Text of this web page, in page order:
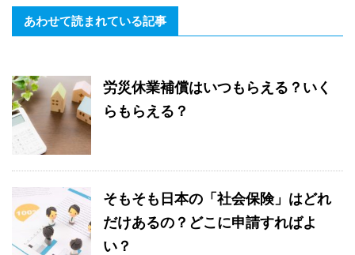
あわせて読まれている記事
労災休業補償はいつもらえる？いく
らもらえる？
そもそも日本の「社会保険」はどれ
だけあるの？どこに申請すればよ
い？